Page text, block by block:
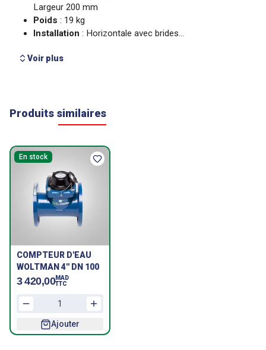
Voir plus
Produits similaires
En stock
COMPTEUR D'EAU
WOLTMAN 4'' DN 100
3 420,00MAD
TTC
Ajouter